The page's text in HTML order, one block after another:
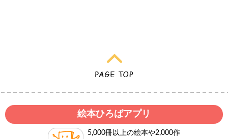
絵本ひろばアプリ
5,000冊以上の絵本や2,000作